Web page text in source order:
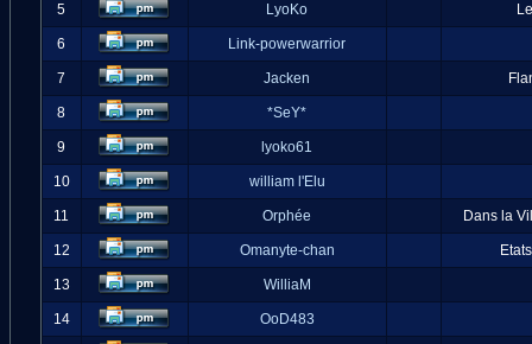
5 LyoKo
6 Link-powerwarrior
7 Jacken
8 *SeY*
9 lyoko61
10 william l'Elu
11 Orphée Dans la
12 Omanyte-chan
13 WilliaM
14 OoD483